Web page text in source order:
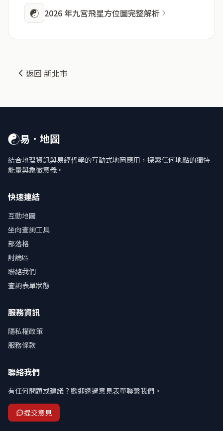
☯ 2026 年九宮飛星方位圖完整解析
返回 新北市
☯易．地圖
結合地理資訊與易經哲學的互動式地圖應用，探索任何地點的獨特
能量與象徵意義。
快速連結
互動地圖
坐向查詢工具
部落格
討論區
聯絡我們
查詢表單狀態
服務資訊
隱私權政策
服務條款
聯絡我們
有任何問題或建議？歡迎透過意見表單聯繫我們。
提交意見